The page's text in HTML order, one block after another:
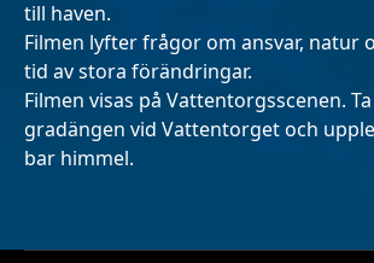
till haven.
Filmen lyfter frågor om ansvar, natur
tid av stora förändringar.
Filmen visas på Vattentorgsscenen.
gradängen vid Vattentorget och
bar himmel.